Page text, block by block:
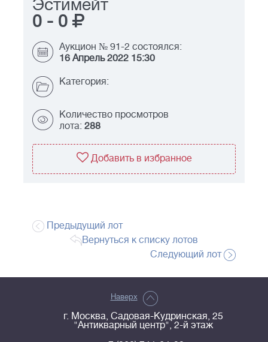
Эстимейт
0 - 0
Аукцион № 91-2 состоялся:
16 Апрель 2022 15:30
Категория:
Количество просмотров
лота: 288
Добавить в избранное
Предыдущий лот
Вернуться к списку лотов
Следующий лот
Наверх
г. Москва, Садовая-Кудринская, 25
"Антикварный центр", 2-й этаж